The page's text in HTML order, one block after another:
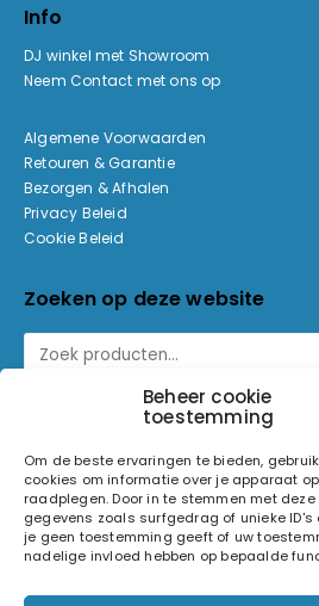
Beheer cookie
toestemming
Om de beste ervaringen te bieden,
cookies om informatie over je apparaat
raadplegen. Door in te stemmen met
gegevens zoals surfgedrag of unieke ID's
je geen toestemming geeft of uw
nadelige invloed hebben op bepaalde
Info
DJ winkel met Showroom
Neem Contact met ons op
Algemene Voorwaarden
Retouren & Garantie
Bezorgen & Afhalen
Privacy Beleid
Cookie Beleid
Zoeken op deze website
© 2026 Light and Sound Factory.